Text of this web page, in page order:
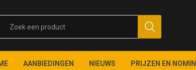
AANBIEDINGEN NIEUWS PRIJZEN EN